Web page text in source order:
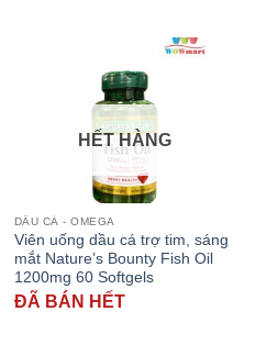
HẾT HÀNG
DẦU CÁ - OMEGA
Viên uống dầu cá trợ tim, sáng
mắt Nature’s Bounty Fish Oil
1200mg 60 Softgels
ĐÃ BÁN HẾT